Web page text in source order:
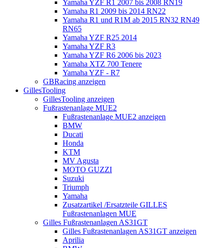
Yamaha YZF R1 2007 bis 2008 RN19
Yamaha R1 2009 bis 2014 RN22
Yamaha R1 und R1M ab 2015 RN32 RN49
RN65
Yamaha YZF R25 2014
Yamaha YZF R3
Yamaha YZF R6 2006 bis 2023
Yamaha XTZ 700 Tenere
Yamaha YZF - R7
GBRacing anzeigen
GillesTooling
GillesTooling anzeigen
Fußrastenanlage MUE2
Fußrastenanlage MUE2 anzeigen
BMW
Ducati
Honda
KTM
MV Agusta
MOTO GUZZI
Suzuki
Triumph
Yamaha
Zusatzartikel /Ersatzteile GILLES
Fußrastenanlagen MUE
Gilles Fußrastenanlagen AS31GT
Gilles Fußrastenanlagen AS31GT anzeigen
Aprilia